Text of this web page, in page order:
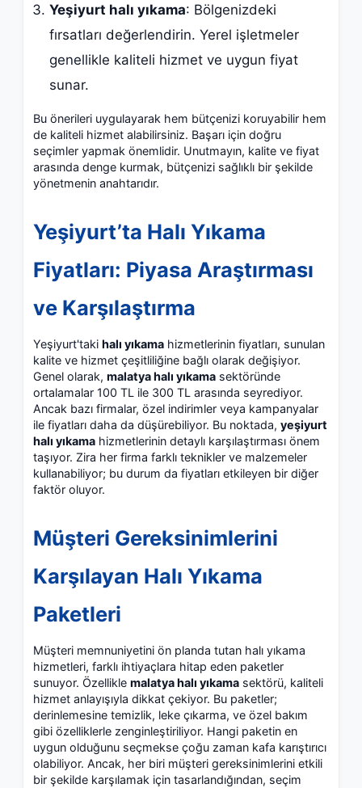
Yeşiyurt halı yıkama: Bölgenizdeki
fırsatları değerlendirin. Yerel işletmeler
genellikle kaliteli hizmet ve uygun fiyat
sunar.
Bu önerileri uygulayarak hem bütçenizi koruyabilir hem
de kaliteli hizmet alabilirsiniz. Başarı için doğru
seçimler yapmak önemlidir. Unutmayın, kalite ve fiyat
arasında denge kurmak, bütçenizi sağlıklı bir şekilde
yönetmenin anahtarıdır.
Yeşiyurt’ta Halı Yıkama
Fiyatları: Piyasa Araştırması
ve Karşılaştırma
Yeşiyurt'takihalı yıkama hizmetlerinin fiyatları, sunulan
kalite ve hizmet çeşitliliğine bağlı olarak değişiyor.
Genel olarak,malatya halı yıkama sektöründe
ortalamalar 100 TL ile 300 TL arasında seyrediyor.
Ancak bazı firmalar, özel indirimler veya kampanyalar
ile fiyatları daha da düşürebiliyor. Bu noktada,yeşiyurt
halı yıkama hizmetlerinin detaylı karşılaştırması önem
taşıyor. Zira her firma farklı teknikler ve malzemeler
kullanabiliyor; bu durum da fiyatları etkileyen bir diğer
faktör oluyor.
Müşteri Gereksinimlerini
Karşılayan Halı Yıkama
Paketleri
Müşteri memnuniyetini ön planda tutan halı yıkama
hizmetleri, farklı ihtiyaçlara hitap eden paketler
sunuyor. Özelliklemalatya halı yıkama sektörü, kaliteli
hizmet anlayışıyla dikkat çekiyor. Bu paketler;
derinlemesine temizlik, leke çıkarma, ve özel bakım
gibi özelliklerle zenginleştiriliyor. Hangi paketin en
uygun olduğunu seçmekse çoğu zaman kafa karıştırıcı
olabiliyor. Ancak, her biri müşteri gereksinimlerini etkili
bir şekilde karşılamak için tasarlandığından, seçim